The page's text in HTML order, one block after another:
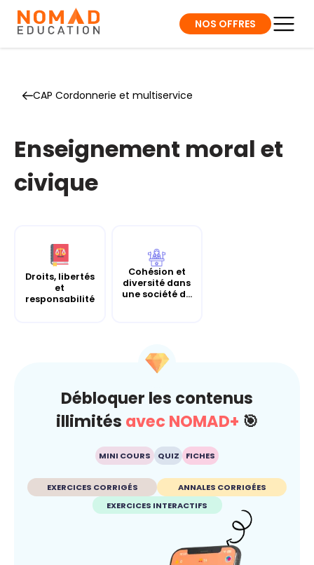
NOS OFFRES
CAP Cordonnerie et multiservice
Enseignement moral et
civique
Droits, libertés
et
responsabilité
Cohésion et
diversité dans
une société d...
Débloquer les contenus
illimités avec NOMAD+ 🎯
MINI COURS QUIZ FICHES
EXERCICES CORRIGÉS
ANNALES CORRIGÉES
EXERCICES INTERACTIFS